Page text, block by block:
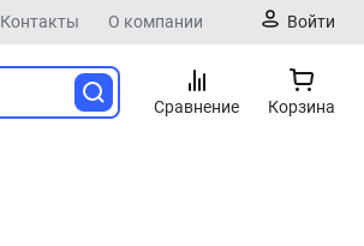
Контакты О компании Войти
Сравнение Корзина